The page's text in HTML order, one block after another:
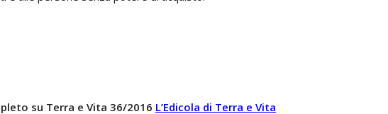
su Terra e Vita 36/2016 L’Edicola di Terra e Vita